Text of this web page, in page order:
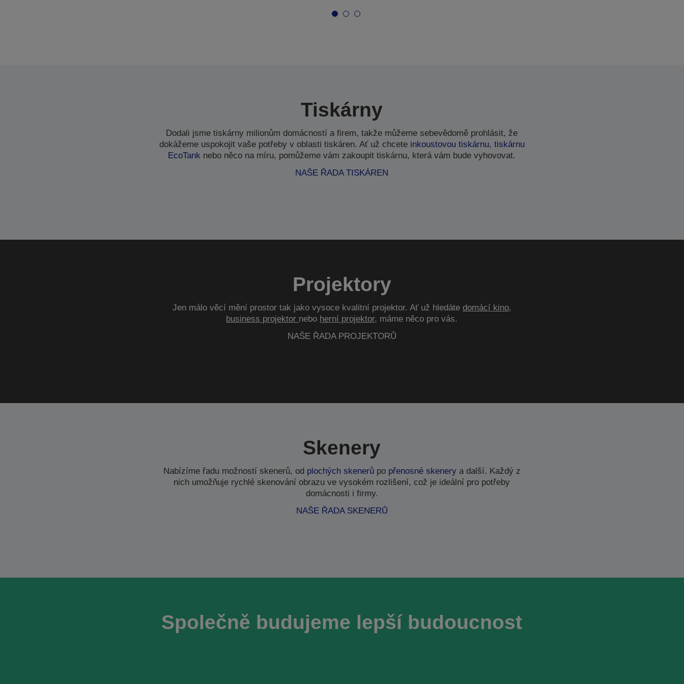
Tiskárny
Dodali jsme tiskárny milionům domácností a firem, takže můžeme sebevědomě prohlásit, že
dokážeme uspokojit vaše potřeby v oblasti tiskáren. Ať už chcete inkoustovou tiskárnu, tiskárnu
EcoTank nebo něco na míru, pomůžeme vám zakoupit tiskárnu, která vám bude vyhovovat.
NAŠE ŘADA TISKÁREN
Projektory
Jen málo věcí mění prostor tak jako vysoce kvalitní projektor. Ať už hledáte domácí kino,
business projektor nebo herní projektor, máme něco pro vás.
NAŠE ŘADA PROJEKTORŮ
Skenery
Nabízíme řadu možností skenerů, od plochých skenerůpo přenosné skenerya další. Každý z
nich umožňuje rychlé skenování obrazu ve vysokém rozlišení, což je ideální pro potřeby
domácnosti i firmy.
NAŠE ŘADA SKENERŮ
Společně budujeme lepší budoucnost